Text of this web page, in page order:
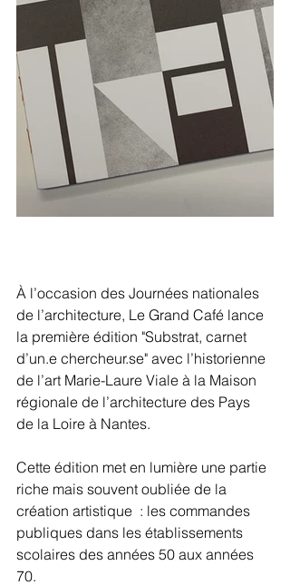
À l’occasion des Journées nationales
de l’architecture, Le Grand Café lance
la première édition "Substrat, carnet
d’un.e chercheur.se" avec l’historienne
de l’art Marie-Laure Viale à la Maison
régionale de l’architecture des Pays
de la Loire à Nantes.
Cette édition met en lumière une partie
riche mais souvent oubliée de la
création artistique  : les commandes
publiques dans les établissements
scolaires des années 50 aux années
70.